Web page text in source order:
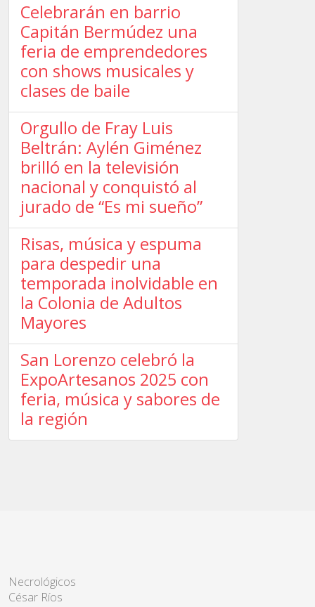
Celebrarán en barrio
Capitán Bermúdez una
feria de emprendedores
con shows musicales y
clases de baile
Orgullo de Fray Luis
Beltrán: Aylén Giménez
brilló en la televisión
nacional y conquistó al
jurado de “Es mi sueño”
Risas, música y espuma
para despedir una
temporada inolvidable en
la Colonia de Adultos
Mayores
San Lorenzo celebró la
ExpoArtesanos 2025 con
feria, música y sabores de
la región
Necrológicos
César Ríos